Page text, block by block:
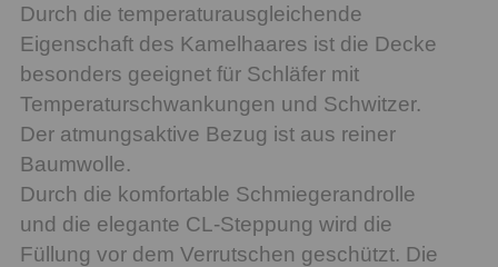
Durch die temperaturausgleichende
Eigenschaft des Kamelhaares ist die Decke
besonders geeignet für Schläfer mit
Temperaturschwankungen und Schwitzer.
Der atmungsaktive Bezug ist aus reiner
Baumwolle.
Durch die komfortable Schmiegerandrolle
und die elegante CL-Steppung wird die
Füllung vor dem Verrutschen geschützt. Die